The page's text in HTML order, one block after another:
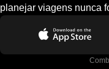
planejar viagens nunca